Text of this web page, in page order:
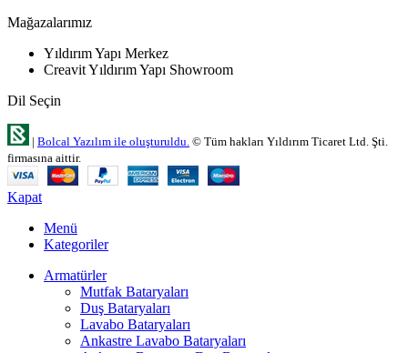
Mağazalarımız
Yıldırım Yapı Merkez
Creavit Yıldırım Yapı Showroom
Dil Seçin
| Bolcal Yazılım ile oluşturuldu. © Tüm hakları Yıldırım Ticaret Ltd. Şti.
firmasına aittir.
Kapat
Menü
Kategoriler
Armatürler
Mutfak Bataryaları
Duş Bataryaları
Lavabo Bataryaları
Ankastre Lavabo Bataryaları